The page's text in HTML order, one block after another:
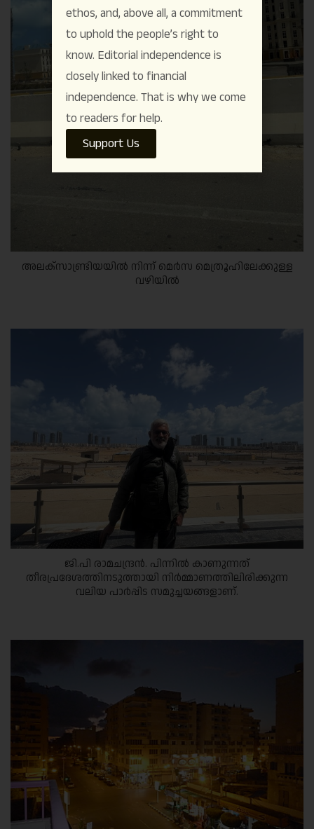
അലക്സാണ്ട്രിയയിൽ നിന്ന് മെർസ മെത്രൂഹിലേക്കുള്ള
വഴിയിൽ
ജി.പി രാമചന്ദ്രൻ. പിന്നിൽ കാണുന്നത്
തീരപ്രദേശത്തിനടുത്തായി നിർമ്മാണത്തിലിരിക്കുന്ന
വലിയ പാർപ്പിട സമുച്ചയങ്ങളാണ്.
ethos, and, above all, a commitment
to uphold the people’s right to
know. Editorial independence is
closely linked to financial
independence. That is why we come
to readers for help.
Support Us